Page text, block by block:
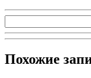
Похожие